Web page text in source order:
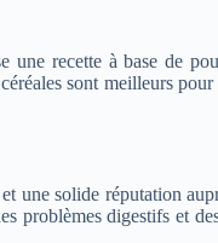
recette à base de
sont meilleurs
une solide réputation
problèmes digestifs et